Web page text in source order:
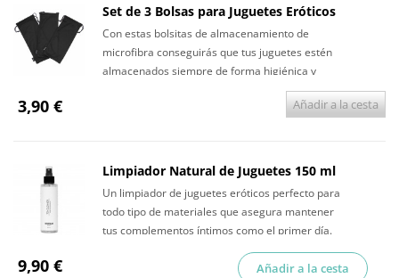
Set de 3 Bolsas para Juguetes Eróticos
Con estas bolsitas de almacenamiento de
microfibra conseguirás que tus juguetes estén
almacenados siempre de forma higiénica y
3,90 € Añadir a la cesta
Limpiador Natural de Juguetes 150 ml
Un limpiador de juguetes eróticos perfecto para
todo tipo de materiales que asegura mantener
tus complementos íntimos como el primer día.
9,90 € Añadir a la cesta